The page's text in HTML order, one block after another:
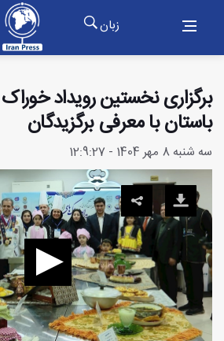
زبان
برگزاری نخستین رویداد
باستان با معرفی برگزیدگان
سه شنبه 8 مهر 1404 - 12:9:27